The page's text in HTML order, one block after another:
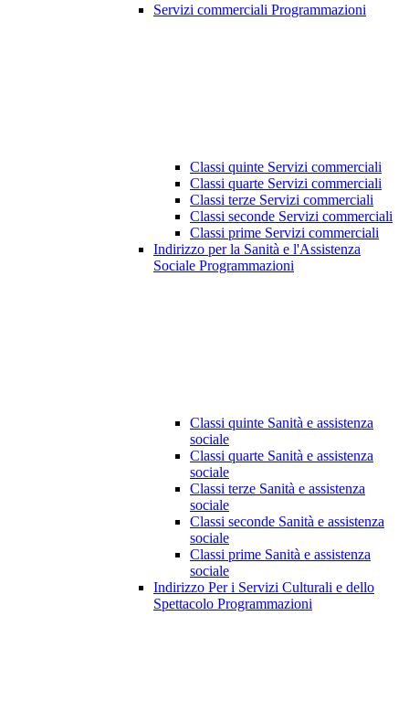
Servizi commerciali Programmazioni
Classi quinte Servizi commerciali
Classi quarte Servizi commerciali
Classi terze Servizi commerciali
Classi seconde Servizi commerciali
Classi prime Servizi commerciali
Indirizzo per la Sanità e l'Assistenza
Sociale Programmazioni
Classi quinte Sanità e assistenza
sociale
Classi quarte Sanità e assistenza
sociale
Classi terze Sanità e assistenza
sociale
Classi seconde Sanità e assistenza
sociale
Classi prime Sanità e assistenza
sociale
Indirizzo Per i Servizi Culturali e dello
Spettacolo Programmazioni